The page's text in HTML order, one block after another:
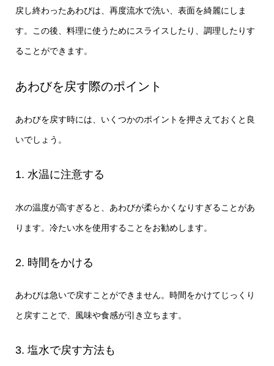
戻し終わったあわびは、再度流水で洗い、表面を綺麗にしま
す。この後、料理に使うためにスライスしたり、調理したりす
ることができます。
あわびを戻す際のポイント
あわびを戻す時には、いくつかのポイントを押さえておくと良
いでしょう。
1. 水温に注意する
水の温度が高すぎると、あわびが柔らかくなりすぎることがあ
ります。冷たい水を使用することをお勧めします。
2. 時間をかける
あわびは急いで戻すことができません。時間をかけてじっくり
と戻すことで、風味や食感が引き立ちます。
3. 塩水で戻す方法も